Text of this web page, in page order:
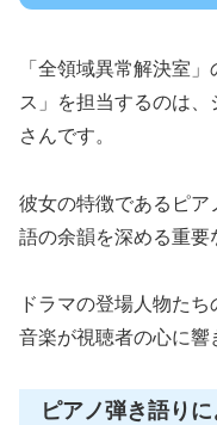
「全領域異常解決室
ス」を担当するのは
さんです。
彼女の特徴であるピ
語の余韻を深める重要
ドラマの登場人物た
音楽が視聴者の心に響
ピアノ弾き語り